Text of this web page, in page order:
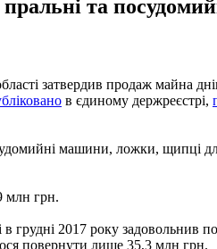
та
затвердив продаж майна
в єдиному держреєстрі,
машини, ложки, щипці
млн грн.
в грудні 2017 року
повернути лише 35,3 млн грн.